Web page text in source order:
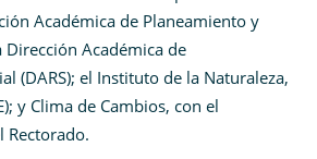
Académica de Planeamiento y
Dirección Académica de
(DARS); el Instituto de la Naturaleza,
y Clima de Cambios, con el
Rectorado.